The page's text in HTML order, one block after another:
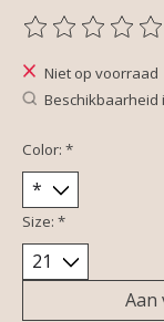
De beoordeling
Niet op voorraad
Beschikbaarheid
Color: *
Size: *
Aan